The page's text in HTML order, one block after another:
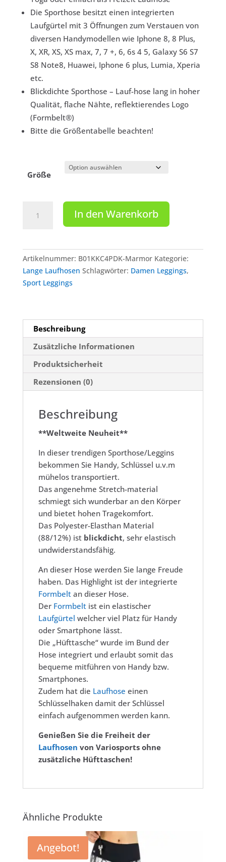
Die Sporthose besitzt einen integrierten
Laufgürtel mit 3 Öffnungen zum Verstauen von
diversen Handymodellen wie Iphone 8, 8 Plus,
X, XR, XS, XS max, 7, 7 +, 6, 6s 4 5, Galaxy S6 S7
S8 Note8, Huawei, Iphone 6 plus, Lumia, Xperia
etc.
Blickdichte Sporthose – Lauf-hose lang in hoher
Qualität, flache Nähte, reflektierendes Logo
(Formbelt®)
Bitte die Größentabelle beachten!
Größe
FORMBELT®
lange
mit
Taschen
-
In den Warenkorb
Artikelnummer: B01KKC4PDK-Marmor Kategorie:
Lange Laufhosen Schlagwörter: Damen Leggings,
Sport Leggings
Beschreibung
Zusätzliche Informationen
Produktsicherheit
Rezensionen (0)
Beschreibung
**Weltweite Neuheit**
In dieser trendigen Sporthose/Leggins
bekommen Sie Handy, Schlüssel u.v.m
mühelos transportiert.
Das angenehme Stretch-material
schmiegt sich wunderbar an den Körper
und bietet hohen Tragekomfort.
Das Polyester-Elasthan Material
(88/12%) ist blickdicht, sehr elastisch
undwiderstandsfähig.
An dieser Hose werden Sie lange Freude
haben. Das Highlight ist der integrierte
Formbeltan dieser Hose.
Der Formbeltist ein elastischer
Laufgürtel welcher viel Platz für Handy
oder Smartphone lässt.
Die „Hüfttasche“ wurde im Bund der
Hose integriert und erlaubt somit das
bequeme mitführen von Handy bzw.
Smartphones.
Zudem hat die Laufhose einen
Schlüsselhaken damit der Schlüssel
einfach aufgenommen werden kann.
Genießen Sie die Freiheit der
Laufhosen von Variosports ohne
zusätzliche Hüfttaschen!
Ähnliche Produkte
Angebot!